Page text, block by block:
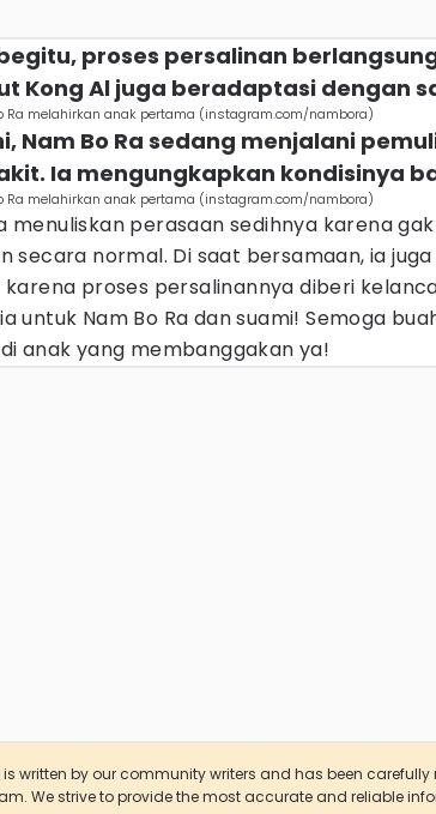
proses persalinan
Kong Al juga beradaptasi dengan
Ra melahirkan anak pertama (instagram.com/nambora)
Nam Bo Ra sedang menjalani
Ia mengungkapkan kondisinya
Ra melahirkan anak pertama (instagram.com/nambora)
menuliskan perasaan sedihnya karena
secara normal. Di saat bersamaan, ia
karena proses persalinannya diberi
untuk Nam Bo Ra dan suami! Semoga
anak yang membanggakan ya!
written by our community writers and has been carefully
We strive to provide the most accurate and reliable